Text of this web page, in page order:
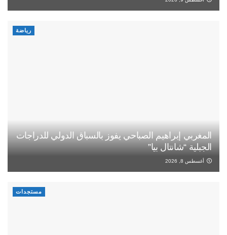
رياضة
المغربي إبراهيم الصباحي يفوز بالسباق الدولي للدراجات
الجبلية “شانتال بيا”
أغسطس 8, 2026
مستجدات